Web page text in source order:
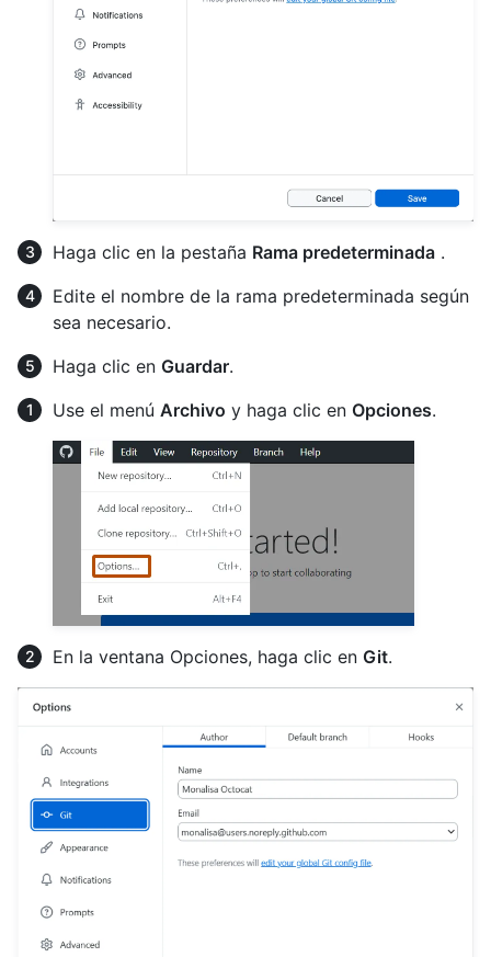
Haga clic en la pestaña Rama predeterminada .
Edite el nombre de la rama predeterminada según
sea necesario.
Haga clic en Guardar.
Use el menú Archivo y haga clic en Opciones.
En la ventana Opciones, haga clic en Git.